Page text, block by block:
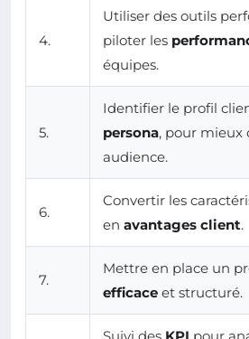
4.
Utiliser des outils
piloter les
équipes.
5.
Identifier le profil
persona, pour mieux
audience.
6.
Convertir les
en avantages client.
7.
Mettre en place un
efficace et structuré.